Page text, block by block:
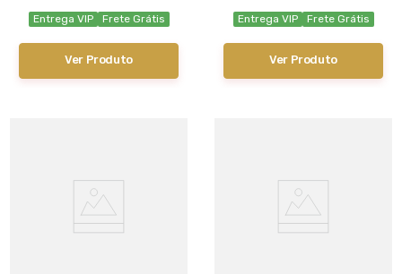
Entrega VIP Frete Grátis
Ver Produto
Entrega VIP Frete Grátis
Ver Produto